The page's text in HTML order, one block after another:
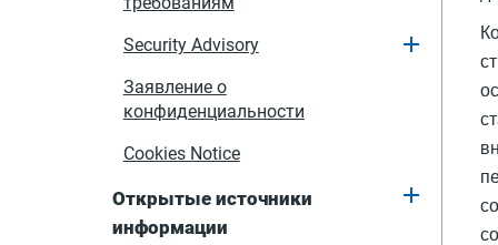
Security Advisory
Заявление о
конфиденциальности
Cookies Notice
Открытые источники
информации